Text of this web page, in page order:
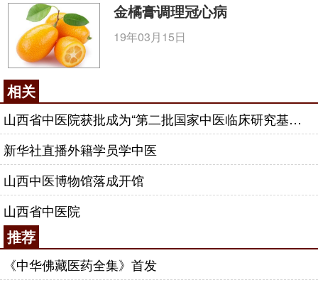
金橘膏调理冠心病
19年03月15日
相关
山西省中医院获批成为“第二批国家中医临床研究基地”建设单位
新华社直播外籍学员学中医
山西中医博物馆落成开馆
山西省中医院
推荐
《中华佛藏医药全集》首发